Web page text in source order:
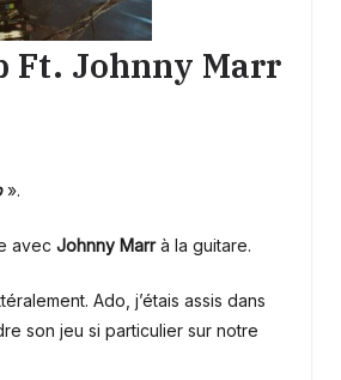
Ft. Johnny Marr
».
avec Johnny Marrà la guitare.
Ado, j’étais assis dans
son jeu si particulier sur notre